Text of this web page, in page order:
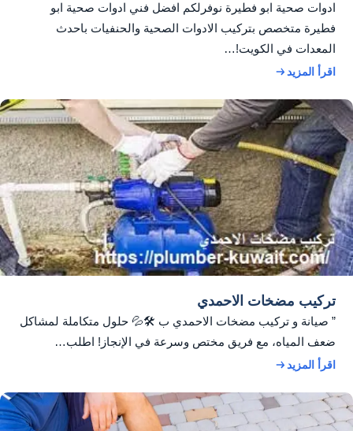
ادوات صحية ابو فطيرة نوفرلكم افضل فني ادوات صحية ابو
فطيرة متخصص بتركيب الادوات الصحية والحنفيات باحدث
المعدات في الكويت!…
اقرأ المزيد
تركيب مضخات الاحمدي
” صيانة و تركيب مضخات الاحمدي ب 🛠️💦 حلول متكاملة لمشاكل
ضعف المياه، مع فريق مختص وسرعة في الإنجاز! اطلب…
اقرأ المزيد